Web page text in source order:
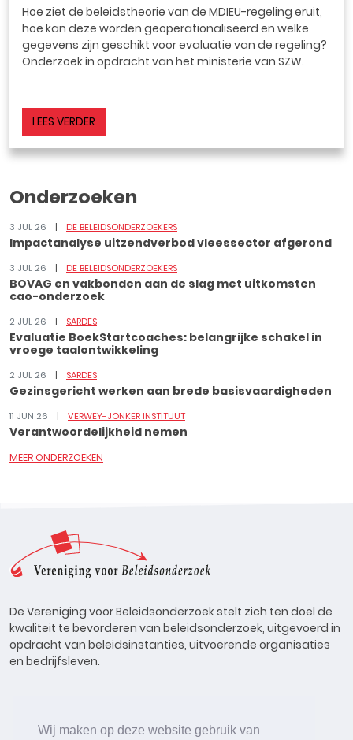
Wij maken op deze website gebruik van
Hoe ziet de beleidstheorie van de MDIEU-regeling eruit,
hoe kan deze worden geoperationaliseerd en welke
gegevens zijn geschikt voor evaluatie van de regeling?
Onderzoek in opdracht van het ministerie van SZW.
LEES VERDER
Onderzoeken
3 JUL 26 DE BELEIDSONDERZOEKERS
Impactanalyse uitzendverbod vleessector afgerond
3 JUL 26 DE BELEIDSONDERZOEKERS
BOVAG en vakbonden aan de slag met uitkomsten
cao-onderzoek
2 JUL 26 SARDES
Evaluatie BoekStartcoaches: belangrijke schakel in
vroege taalontwikkeling
2 JUL 26 SARDES
Gezinsgericht werken aan brede basisvaardigheden
11 JUN 26 VERWEY-JONKER INSTITUUT
Verantwoordelijkheid nemen
MEER ONDERZOEKEN
De Vereniging voor Beleidsonderzoek stelt zich ten doel de
kwaliteit te bevorderen van beleidsonderzoek, uitgevoerd in
opdracht van beleidsinstanties, uitvoerende organisaties
en bedrijfsleven.